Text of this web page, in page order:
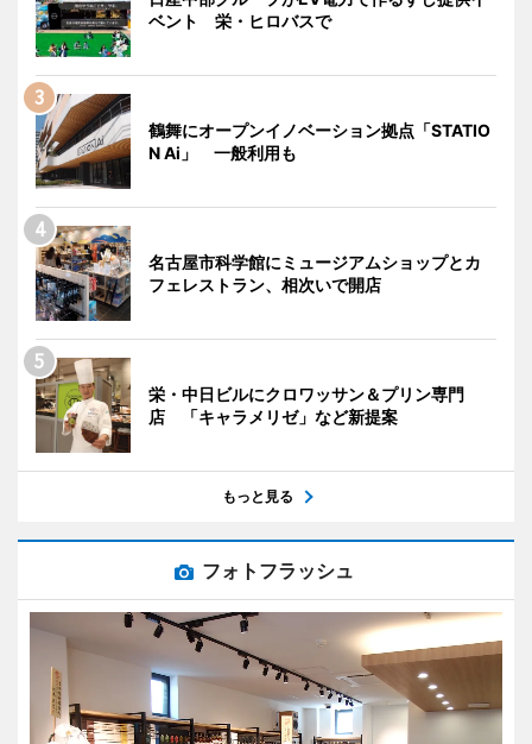
ベント 栄・ヒロバスで
鶴舞にオープンイノベーション拠点「STATIO
N Ai」 一般利用も
名古屋市科学館にミュージアムショップとカ
フェレストラン、相次いで開店
栄・中日ビルにクロワッサン＆プリン専門
店 「キャラメリゼ」など新提案
もっと見る
フォトフラッシュ